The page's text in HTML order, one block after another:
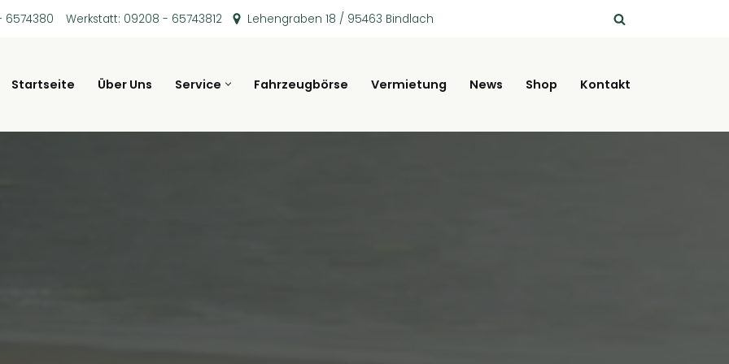
6574380 Werkstatt: 09208 - 65743812 Lehengraben 18 / 95463 Bindlach
Startseite Über Uns Service Fahrzeugbörse Vermietung News Shop Kontakt